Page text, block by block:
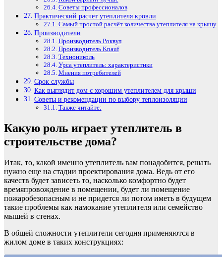
Советы профессионалов
Практический расчет утеплителя кровли
Самый простой расчёт количества утеплителя на крышу
Производители
Производитель Роквул
Производитель Knаuf
Технониколь
Урса утеплитель: характеристики
Мнения потребителей
Срок службы
Как выглядит дом с хорошим утеплителем для крыши
Советы и рекомендации по выбору теплоизоляции
Также читайте:
Какую роль играет утеплитель в
строительстве дома?
Итак, то, какой именно утеплитель вам понадобится, решать
нужно еще на стадии проектирования дома. Ведь от его
качеств будет зависеть то, насколько комфортно будет
времяпровождение в помещении, будет ли помещение
пожаробезопасным и не придется ли потом иметь в будущем
такие проблемы как намокание утеплителя или семейство
мышей в стенах.
В общей сложности утеплители сегодня применяются в
жилом доме в таких конструкциях: